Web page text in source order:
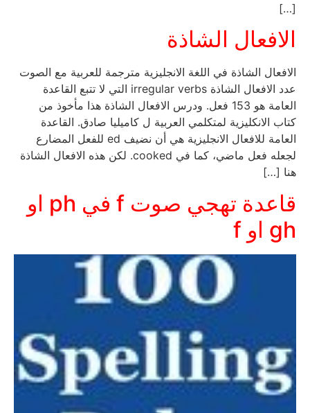
[…]
الافعال الشاذة
الافعال الشاذة في اللغة الانجليزية مترجمة للعربية مع الصوت
عدد الافعال الشاذة irregular verbs التي لا تتبع القاعدة
العامة هو 153 فعل. ودرس الافعال الشاذة هذا مأخوذ من
كتاب الانكليزية لمتكلمي العربية ل كاميليا صادق. القاعدة
العامة للافعال الانجليزية هي أن نضيف ed للفعل المضارع
لجعله فعل ماضي، كما في cooked. لكن هذه الافعال الشاذة
هنا […]
قاعدة تهجي صوت f في ph او
gh او f